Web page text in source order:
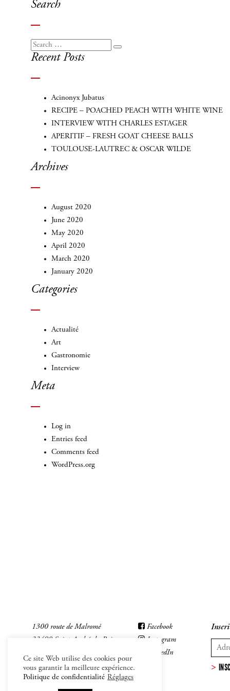
navigation
Search
Search
for:
Search
Recent Posts
Acinonyx Jubatus
RECIPE – POACHED PEACH WITH WHITE WINE
INTERVIEW WITH CHARLES ESTAGER
APERITIF – FRESH GOAT CHEESE BALLS
TOULOUSE-LAUTREC & OSCAR WILDE
Archives
August 2020
June 2020
May 2020
April 2020
March 2020
January 2020
Categories
Actualité
Art
Gastronomie
Interview
Meta
Log in
Entries feed
Comments feed
WordPress.org
1300 route de Malromé
33490 Saint-André-du-Bois
Facebook
Instagram
LinkedIn
Ce site Web utilise des cookies pour
vous garantir la meilleure expérience.
Politique de confidentialité Réglages